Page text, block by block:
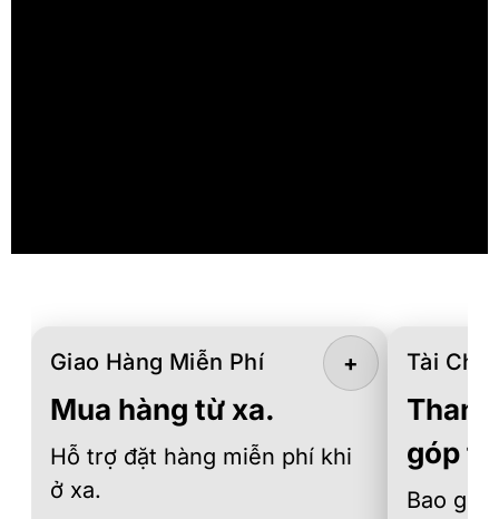
Giao Hàng Miễn Phí
Mua hàng từ xa.
Hỗ trợ đặt hàng miễn phí khi
ở xa.
+ Tài
góp
Bao